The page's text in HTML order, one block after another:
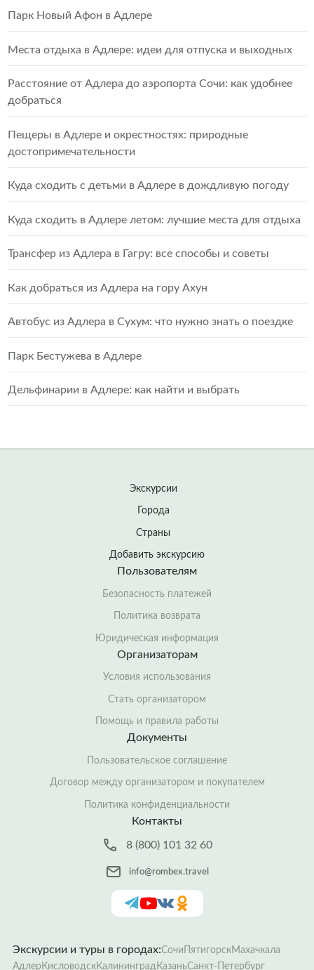
Парк Новый Афон в Адлере
Места отдыха в Адлере: идеи для отпуска и выходных
Расстояние от Адлера до аэропорта Сочи: как удобнее
добраться
Пещеры в Адлере и окрестностях: природные
достопримечательности
Куда сходить с детьми в Адлере в дождливую погоду
Куда сходить в Адлере летом: лучшие места для отдыха
Трансфер из Адлера в Гагру: все способы и советы
Как добраться из Адлера на гору Ахун
Автобус из Адлера в Сухум: что нужно знать о поездке
Парк Бестужева в Адлере
Дельфинарии в Адлере: как найти и выбрать
Экскурсии
Города
Страны
Добавить экскурсию
Пользователям
Безопасность платежей
Политика возврата
Юридическая информация
Организаторам
Условия использования
Стать организатором
Помощь и правила работы
Документы
Пользовательское соглашение
Договор между организатором и покупателем
Политика конфиденциальности
Контакты
8 (800) 101 32 60
info@rombex.travel
Экскурсии и туры в городах:Сочи ПятигорскМахачкала
Адлер КисловодскКалининградКазаньСанкт-Петербург